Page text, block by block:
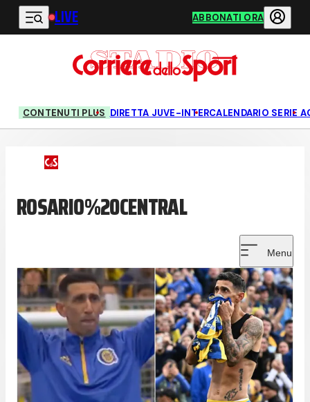
Vai al contenuto principale
LIVE ABBONATI ORA
CONTENUTI PLUS DIRETTA JUVE-INTERCALENDARIO SERIE A
ROSARIO%20CENTRAL
Menu